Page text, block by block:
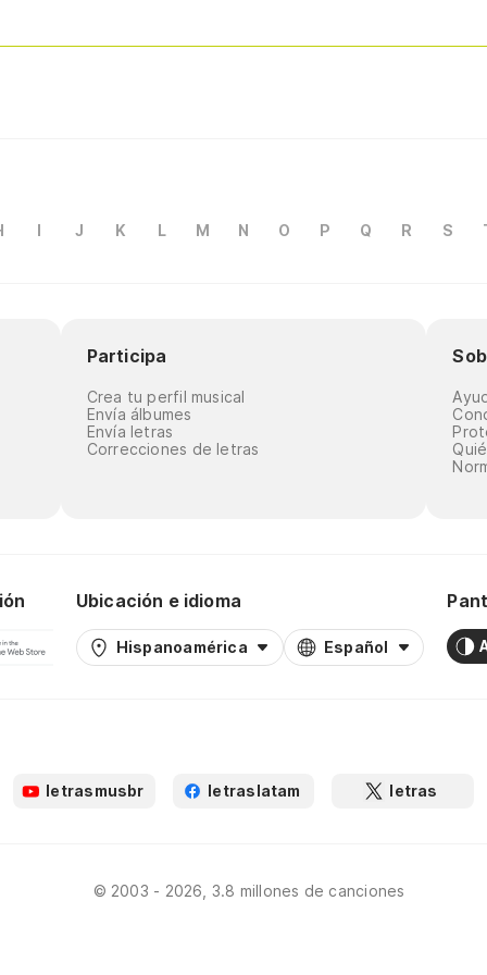
I J K L M N O P Q R S
Participa
Crea tu perfil musical
Envía álbumes
Envía letras
Correcciones de letras
Ubicación e idioma
Hispanoamérica Español
letrasmusbr letraslatam letras
© 2003 - 2026, 3.8 millones de canciones